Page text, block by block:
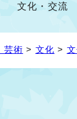
文化・交流
芸術 > 文化 >